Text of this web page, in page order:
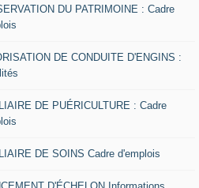
DU PATRIMOINE : Cadre
DE CONDUITE D'ENGINS :
DE PUÉRICULTURE : Cadre
DE SOINS Cadre d'emplois
D'ÉCHELON Informations